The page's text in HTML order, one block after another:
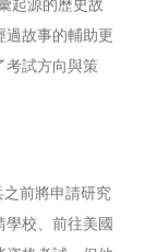
起源的歷史故
過故事的輔助更
考試方向與策
前將申請研究
學校、前往美國